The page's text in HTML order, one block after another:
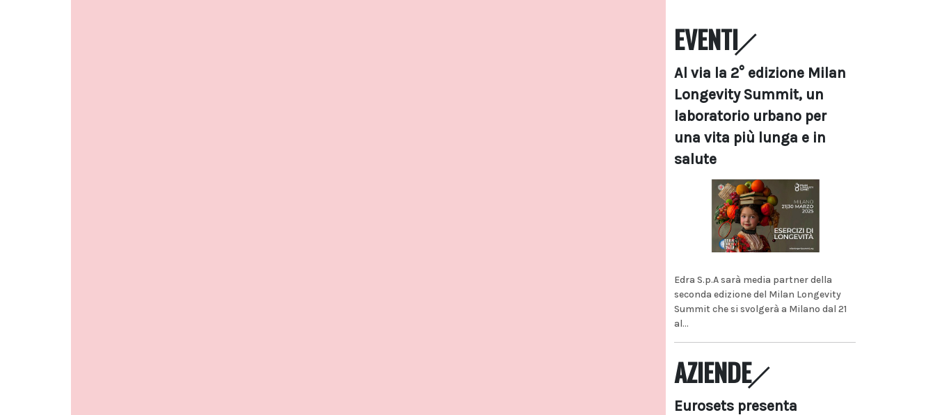
EVENTI
Al via la 2° edizione Milan
Longevity Summit, un
laboratorio urbano per
una vita più lunga e in
salute
Edra S.p.A sarà media partner della
seconda edizione del Milan Longevity
Summit che si svolgerà a Milano dal 21
al...
AZIENDE
Eurosets presenta